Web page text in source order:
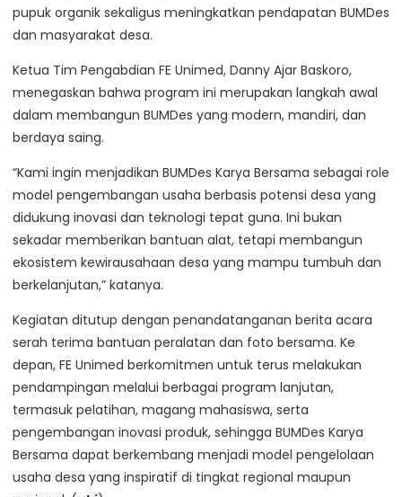
pupuk organik sekaligus meningkatkan pendapatan BUMDes
dan masyarakat desa.
Ketua Tim Pengabdian FE Unimed, Danny Ajar Baskoro,
menegaskan bahwa program ini merupakan langkah awal
dalam membangun BUMDes yang modern, mandiri, dan
berdaya saing.
“Kami ingin menjadikan BUMDes Karya Bersama sebagai role
model pengembangan usaha berbasis potensi desa yang
didukung inovasi dan teknologi tepat guna. Ini bukan
sekadar memberikan bantuan alat, tetapi membangun
ekosistem kewirausahaan desa yang mampu tumbuh dan
berkelanjutan,” katanya.
Kegiatan ditutup dengan penandatanganan berita acara
serah terima bantuan peralatan dan foto bersama. Ke
depan, FE Unimed berkomitmen untuk terus melakukan
pendampingan melalui berbagai program lanjutan,
termasuk pelatihan, magang mahasiswa, serta
pengembangan inovasi produk, sehingga BUMDes Karya
Bersama dapat berkembang menjadi model pengelolaan
usaha desa yang inspiratif di tingkat regional maupun